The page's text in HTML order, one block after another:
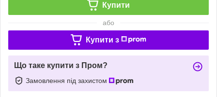
Купити
або
Купити з
Що таке купити з Пром?
Замовлення під захистом